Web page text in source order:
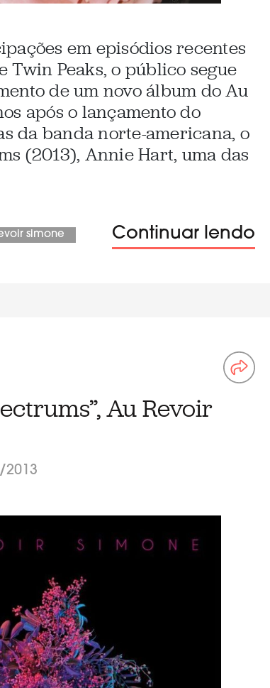
em episódios recentes
Peaks, o público segue
de um novo álbum do Au
após o lançamento do
da banda norte-americana, o
(2013), Annie Hart, uma das
simone Continuar lendo
Au Revoir
2013